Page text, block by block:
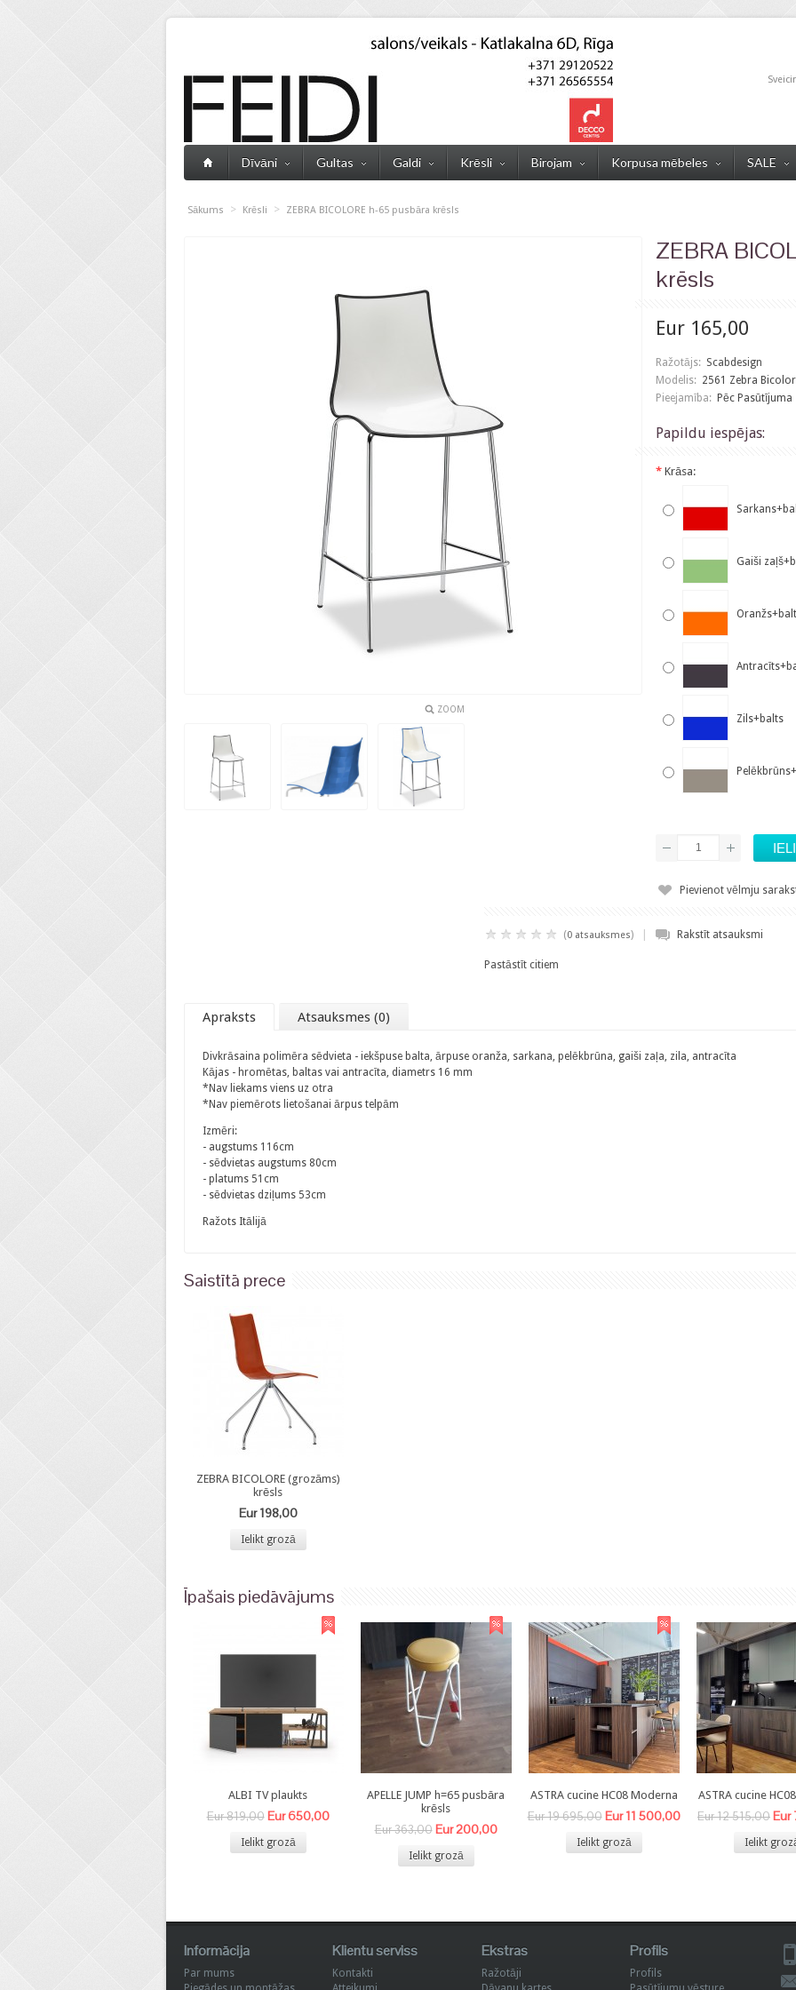
Dīvāni Gultas Galdi Krēsli Birojam Korpusa mēbeles SALE
Sākums > Krēsli > ZEBRA BICOLORE h-65 pusbāra krēsls
ZOOM
ZEBRA
krēsls
Eur 165,00
Ražotājs: Scabdesign
Modelis: 2561 Zebra
Pieejamība: Pēc Pasūtījuma
Papildu iespējas:
* Krāsa:
Gaiši
Zils+balts
Pievienot vēlmju
(0 atsauksmes) Rakstīt atsauksmi
Pastāstīt citiem
Apraksts Atsauksmes (0)
Divkrāsaina polimēra sēdvieta - iekšpuse balta, ārpuse oranža, sarkana, pelēkbrūna, gaiši zaļa, zila, antracīta
Kājas - hromētas, baltas vai antracīta, diametrs 16 mm
*Nav liekams viens uz otra
*Nav piemērots lietošanai ārpus telpām
Izmēri:
- augstums 116cm
- sēdvietas augstums 80cm
- platums 51cm
- sēdvietas dziļums 53cm
Ražots Itālijā
Saistītā prece
ZEBRA BICOLORE (grozāms)
krēsls
Eur 198,00
Ielikt grozā
Īpašais piedāvājums
ALBI TV plaukts
Eur 819,00 Eur 650,00
Ielikt grozā
APELLE JUMP h=65 pusbāra
krēsls
Eur 363,00 Eur 200,00
Ielikt grozā
ASTRA cucine HC08 Moderna
Eur 19 695,00 Eur 11 500,00
Ielikt grozā
ASTRA cucine
Eur 12 515,00Eur
Ielikt
Informācija
Par mums
Klientu serviss
Kontakti
Ekstras
Ražotāji
Profils
Profils